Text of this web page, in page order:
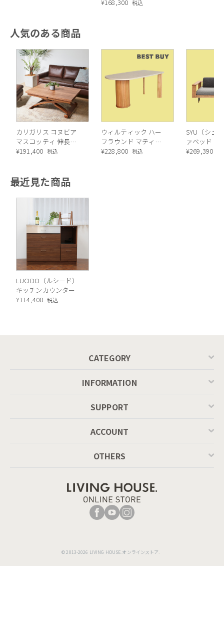
ダンパーとは開け閉めの衝撃や振動を軽減する仕組
お使いいただけます。
3. 「適度なサイズ」が実現する、使
い勝手のいいキッチン。
ルシードキッチンカウンターにはサイズ感にもこだ
わりが。幅は105cmと120cmの2サイズをご用意。
日常的にカウンターを作業スペースとしてお使いの
さらに両サイズともカウンター部の奥行は50㎝と
適度な奥行きで、大きめの電子レンジも無理なく設
は、多様なお部屋の間取りや、ライフスタイルに応
じてフレキシブルに活用可能。
例えば、キッチン空間をすっきりおしゃれにしたい
ェルフを取り付けて、観葉植物を置いてみましょ
ニングボード ナチュ
¥168,300 税込
人気のある商品
カリガリス コヌビア
マスコッティ 伸長・
昇降式テーブル ／
P201
¥191,400 税込
ウィルティック ハー
フラウンド マティエ
ラ塗装 ダイニングテ
¥228,800 税込
SYU（シュ
ァベッド（
ル）190cm
¥269,390
最近見た商品
LUCIDO（ルシード）
キッチンカウンター
¥114,400 税込
CATEGORY
INFORMATION
SUPPORT
ACCOUNT
OTHERS
© 2013-2026 LIVING HOUSE.オンラインストア.